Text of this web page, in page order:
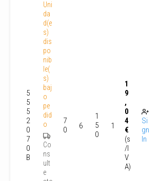
5
5
5
2
0
7
0
B
Uni
da
d(e
s)
dis
po
nib
le(
s)
baj
o
pe
did
o
Co
ns
ult
e
7
0
6
1
5
0
1
1
9
,
0
4
€
(s
/I
V
A)
Si
gn
In